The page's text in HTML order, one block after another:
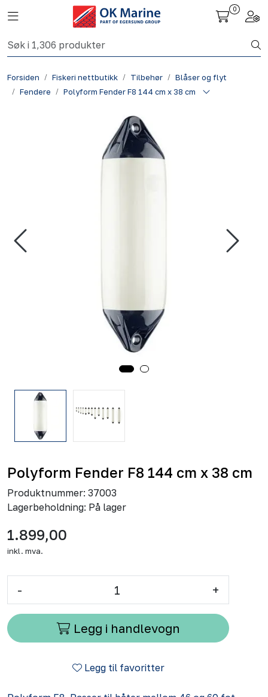
Skip to main content
Toggle navigation
0
Forsiden Fiskeri nettbutikk Tilbehør
Blåser og flyt
Fendere
Polyform Fender F8 144 cm x 38 cm
Polyform Fender F8 144 cm x 38 cm
Produktnummer: 37003
Lagerbeholdning: På lager
1.899,00
inkl. mva.
- +
Legg i handlevogn
Legg til favoritter
Fiskeri nettbutikk
Havbruk